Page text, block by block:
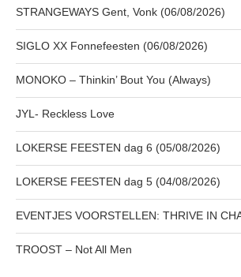
STRANGEWAYS Gent, Vonk (06/08/2026)
SIGLO XX Fonnefeesten (06/08/2026)
MONOKO – Thinkin’ Bout You (Always)
JYL- Reckless Love
LOKERSE FEESTEN dag 6 (05/08/2026)
LOKERSE FEESTEN dag 5 (04/08/2026)
EVENTJES VOORSTELLEN: THRIVE IN
TROOST – Not All Men